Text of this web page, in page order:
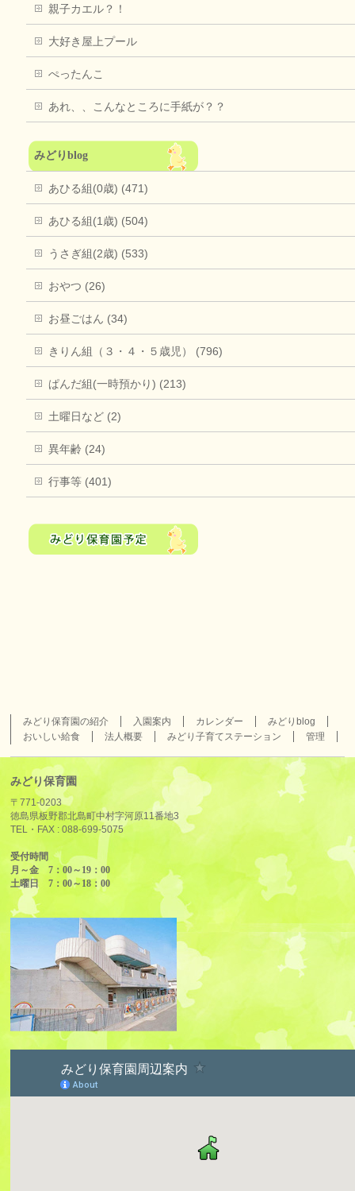
親子カエル？！
大好き屋上プール
ぺったんこ
あれ、、こんなところに手紙が？？
みどりblog
あひる組(0歳) (471)
あひる組(1歳) (504)
うさぎ組(2歳) (533)
おやつ (26)
お昼ごはん (34)
きりん組（３・４・５歳児） (796)
ぱんだ組(一時預かり) (213)
土曜日など (2)
異年齢 (24)
行事等 (401)
みどり保育園の紹介 入園案内 カレンダー
みどりblog
おいしい給食
法人概要 みどり子育てステーション 管理
みどり保育園
〒771-0203
徳島県板野郡北島町中村字河原11番地3
TEL・FAX :088-699-5075
受付時間
月～金 7：00～19：00
土曜日 7：00～18：00